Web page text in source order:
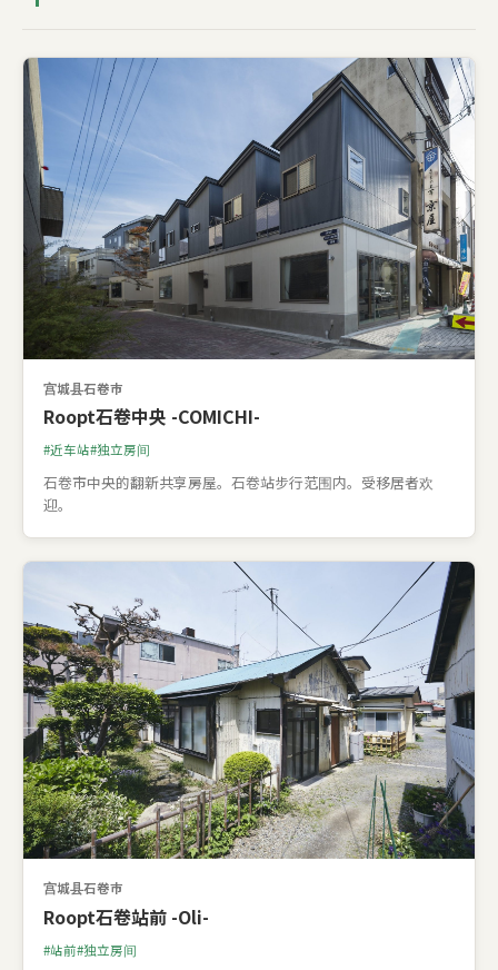
宫城县石卷市
Roopt石卷中央 -COMICHI-
近车站 独立房间
石卷市中央的翻新共享房屋。石卷站步行范围内。受移居者欢
迎。
宫城县石卷市
Roopt石卷站前 -Oli-
站前 独立房间